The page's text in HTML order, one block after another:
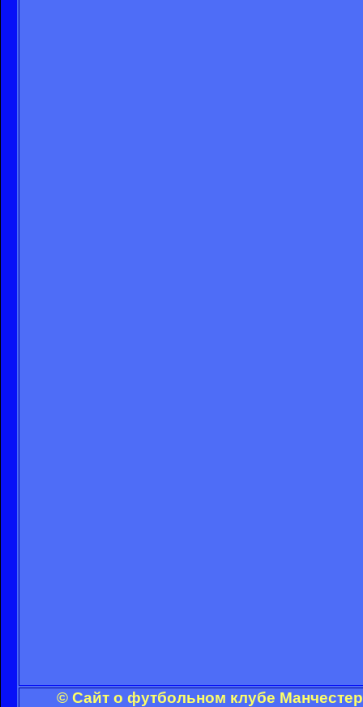
© Сайт о футбольном клубе